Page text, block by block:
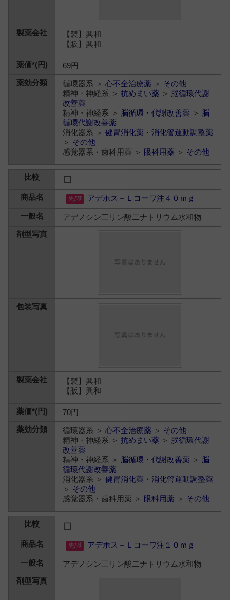
【製】興和
【販】興和
69円
循環器系 ＞心不全治療薬 ＞ その他
精神・神経系 ＞抗めまい薬 ＞ 脳循環代謝
改善薬
精神・神経系 ＞ 脳循環・代謝改善薬 ＞ 脳
循環代謝改善薬
消化器系 ＞健胃消化薬・消化管運動調整薬
＞ その他
感覚器系・歯科用薬 ＞ 眼科用薬 ＞ その他
アデホス－Ｌコーワ注４０ｍｇ
アデノシン三リン酸二ナトリウム水和物
【製】興和
【販】興和
70円
循環器系 ＞心不全治療薬 ＞ その他
精神・神経系 ＞抗めまい薬 ＞ 脳循環代謝
改善薬
精神・神経系 ＞ 脳循環・代謝改善薬 ＞ 脳
循環代謝改善薬
消化器系 ＞健胃消化薬・消化管運動調整薬
＞ その他
感覚器系・歯科用薬 ＞ 眼科用薬 ＞ その他
アデホス－Ｌコーワ注１０ｍｇ
アデノシン三リン酸二ナトリウム水和物